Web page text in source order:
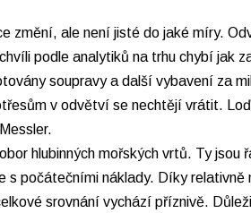
změní, ale není jisté do jaké míry.
podle analytiků na trhu chybí jak
soupravy a další vybavení za
v odvětví se nechtějí vrátit.
hlubinných mořských vrtů. Ty
s počátečními náklady. Díky
srovnání vychází příznivě.